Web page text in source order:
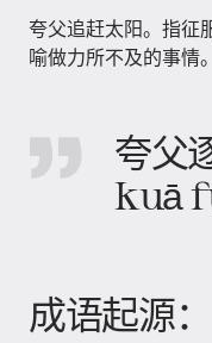
夸父追赶太阳。指征
喻做力所不及的事情。
夸父
kuā
成语起源：